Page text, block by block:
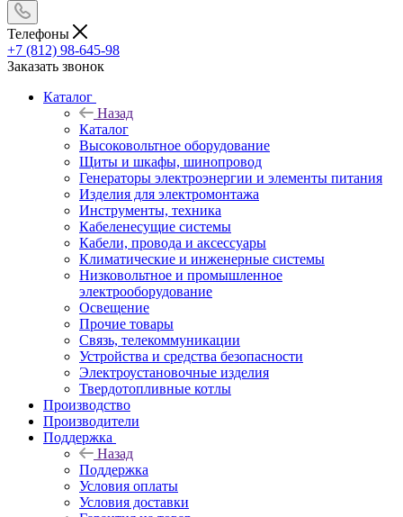
Телефоны
+7 (812) 98-645-98
Заказать звонок
Каталог
Назад
Каталог
Высоковольтное оборудование
Щиты и шкафы, шинопровод
Генераторы электроэнергии и элементы питания
Изделия для электромонтажа
Инструменты, техника
Кабеленесущие системы
Кабели, провода и аксессуары
Климатические и инженерные системы
Низковольтное и промышленное
электрооборудование
Освещение
Прочие товары
Связь, телекоммуникации
Устройства и средства безопасности
Электроустановочные изделия
Твердотопливные котлы
Производство
Производители
Поддержка
Назад
Поддержка
Условия оплаты
Условия доставки